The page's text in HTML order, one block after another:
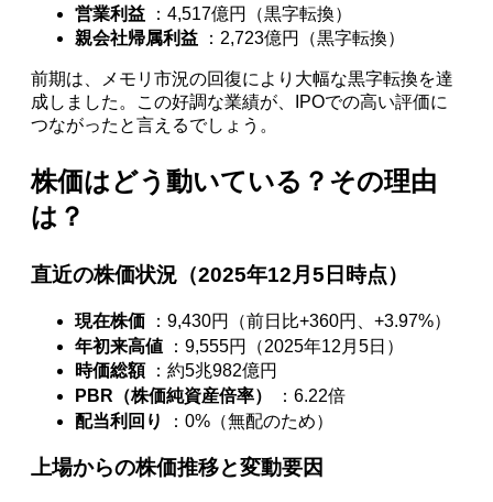
営業利益 ：4,517億円（黒字転換）
親会社帰属利益 ：2,723億円（黒字転換）
前期は、メモリ市況の回復により大幅な黒字転換を達
成しました。この好調な業績が、IPOでの高い評価に
つながったと言えるでしょう。
株価はどう動いている？その理由
は？
直近の株価状況（2025年12月5日時点）
現在株価 ：9,430円（前日比+360円、+3.97%）
年初来高値 ：9,555円（2025年12月5日）
時価総額：約5兆982億円
PBR（株価純資産倍率）
：6.22倍
配当利回り
：0%（無配のため）
上場からの株価推移と変動要因